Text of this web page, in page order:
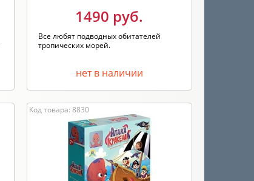
1490 руб.
Все любят подводных обитателей
тропических морей.
нет в наличии
Код товара: 8830